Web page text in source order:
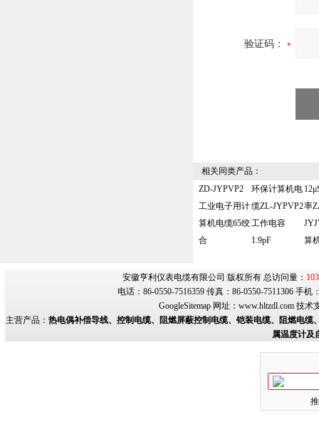
验证码：
相关同类产品：
ZD-JYPVP2
工业电子用计
算机电缆65绞
合
环保计算机电
缆ZL-JYPVP2
工作电容
1.9pF
率
算
安徽亨利仪表电缆有限公司 版权所有 总访问量：
电话：86-0550-7516359 传真：86-0550-7511306 手
GoogleSitemap网址： www.hltzdl.com技术
主营产品： 热电偶补偿导线、控制电缆、阻燃屏蔽控制电缆、铠装电缆、阻燃电
属温度计及